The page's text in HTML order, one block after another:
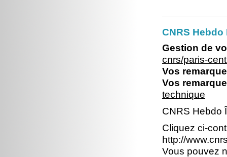
CNRS Hebdo
Gestion de
cnrs/paris-
Vos
Vos
technique
CNRS Hebdo
Cliquez ci-
http://
Vous pouvez